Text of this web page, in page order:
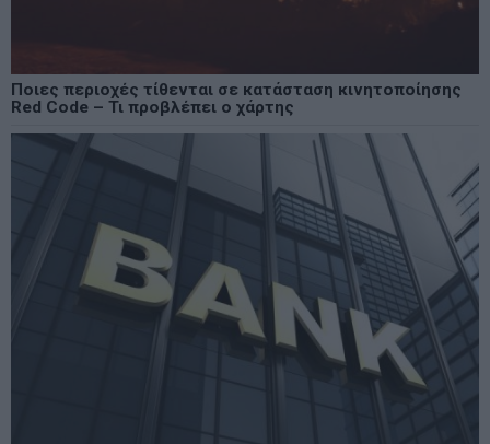
Ποιες περιοχές τίθενται σε κατάσταση κινητοποίησης
Red Code – Τι προβλέπει ο χάρτης